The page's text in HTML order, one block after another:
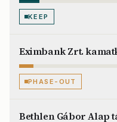
KEEP
Eximbank Zrt.
PHASE-OUT
Bethlen Gábor Alap